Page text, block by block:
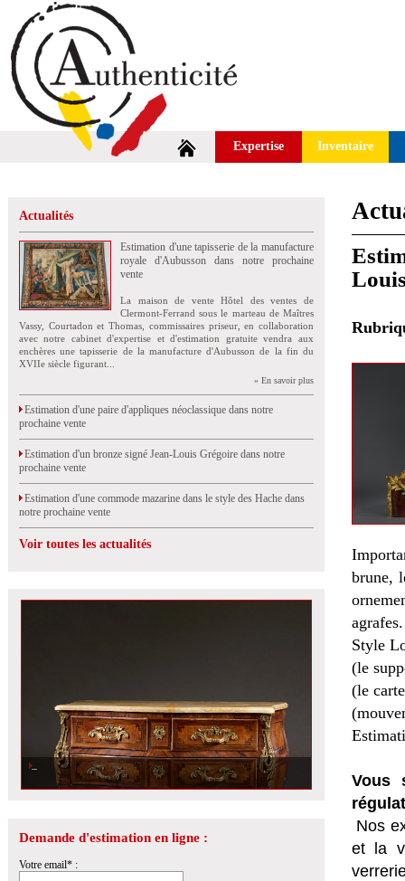
Expertise Inventaire
Actualités
Estimation d'une tapisserie de la manufacture
royale d'Aubusson dans notre prochaine
vente
La maison de vente Hôtel des ventes de
Clermont-Ferrand sous le marteau de Maîtres
Vassy, Courtadon et Thomas, commissaires priseur, en collaboration
avec notre cabinet d'expertise et d'estimation gratuite vendra aux
enchères une tapisserie de la manufacture d'Aubusson de la fin du
XVIIe siècle figurant...
» En savoir plus
Estimation d'une paire d'appliques néoclassique dans notre
prochaine vente
Estimation d'un bronze signé Jean-Louis Grégoire dans notre
prochaine vente
Estimation d'une commode mazarine dans le style des Hache dans
notre prochaine vente
Voir toutes les actualités
Demande d'estimation en ligne :
Votre email* :
brune,
agrafes.
Style
(le
(le
Vous
Nos
et la